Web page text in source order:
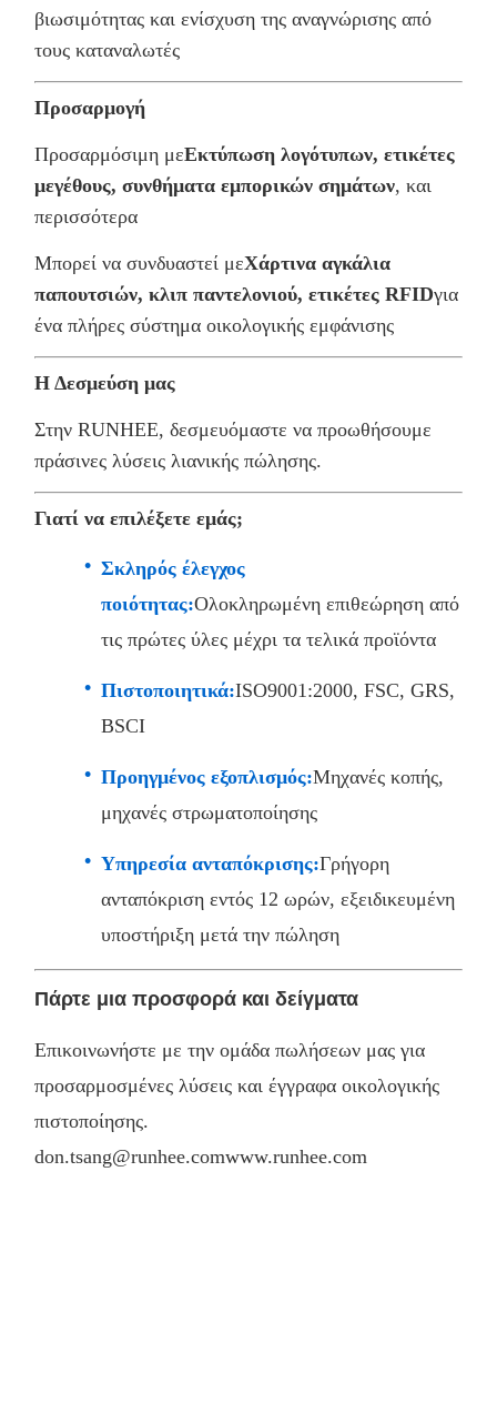
βιωσιμότητας και ενίσχυση της αναγνώρισης από
τους καταναλωτές
Προσαρμογή
Προσαρμόσιμη μεΕκτύπωση λογότυπων, ετικέτες
μεγέθους, συνθήματα εμπορικών σημάτων, και
περισσότερα
Μπορεί να συνδυαστεί μεΧάρτινα αγκάλια
παπουτσιών, κλιπ παντελονιού, ετικέτες RFIDγια
ένα πλήρες σύστημα οικολογικής εμφάνισης
Η Δεσμεύση μας
Στην RUNHEE, δεσμευόμαστε να προωθήσουμε
πράσινες λύσεις λιανικής πώλησης.
Γιατί να επιλέξετε εμάς;
Σκληρός έλεγχος
ποιότητας:Ολοκληρωμένη επιθεώρηση από
τις πρώτες ύλες μέχρι τα τελικά προϊόντα
Πιστοποιητικά:ISO9001:2000, FSC, GRS,
BSCI
Προηγμένος εξοπλισμός:Μηχανές κοπής,
μηχανές στρωματοποίησης
Υπηρεσία ανταπόκρισης:Γρήγορη
ανταπόκριση εντός 12 ωρών, εξειδικευμένη
υποστήριξη μετά την πώληση
Πάρτε μια προσφορά και δείγματα
Επικοινωνήστε με την ομάδα πωλήσεων μας για
προσαρμοσμένες λύσεις και έγγραφα οικολογικής
πιστοποίησης.
don.tsang@runhee.comwww.runhee.com